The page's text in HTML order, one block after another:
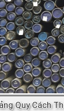
Quy Cách